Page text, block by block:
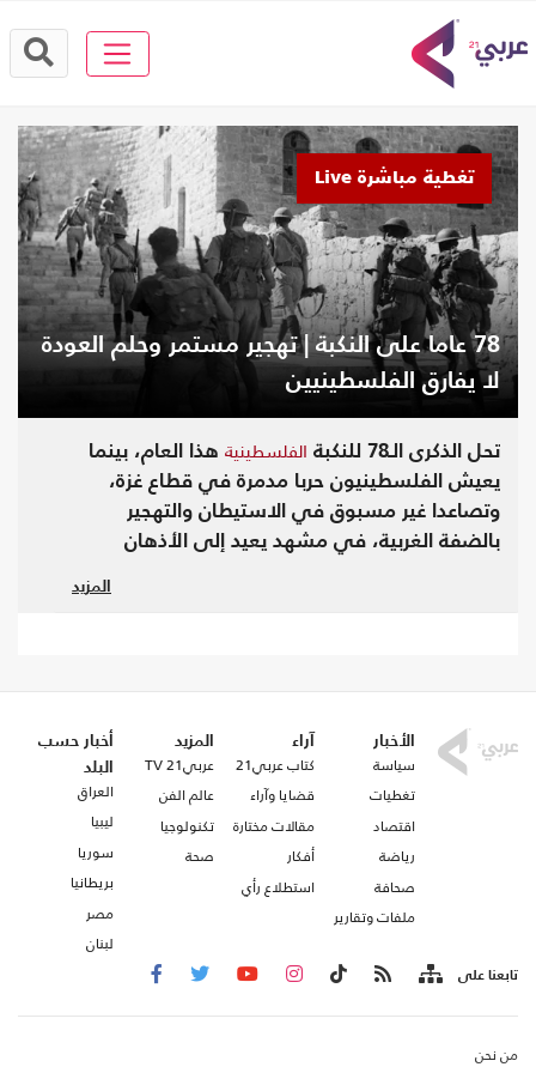
تحل الذكرى الـ78 للنكبة الفلسطينية هذا العام، بينما
يعيش الفلسطينيون حربا مدمرة في قطاع غزة،
وتصاعدا غير مسبوق في الاستيطان والتهجير
بالضفة الغربية، في مشهد يعيد إلى الأذهان
المزيد
تغطية مباشرة Live
78 عاما على النكبة | تهجير مستمر وحلم العودة
لا يفارق الفلسطينيين
الأخبار
سياسة
تغطيات
اقتصاد
رياضة
صحافة
ملفات وتقارير
آراء
كتاب عربي21
قضايا وآراء
مقالات مختارة
أفكار
استطلاع رأي
المزيد
عربي21 TV
عالم الفن
تكنولوجيا
صحة
أخبار حسب
البلد
العراق
ليبيا
سوريا
بريطانيا
مصر
لبنان
تابعنا على
من نحن